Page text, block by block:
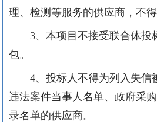
理、检测等服务的供应商，不
3、本项目不接受联合体投
包。
4、投标人不得为列入失信
违法案件当事人名单、政府采
录名单的供应商。